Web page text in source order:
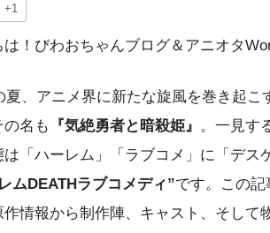
+1
は！びわおちゃんブログ＆アニオタ
夏、アニメ界に新たな旋風を巻き起
の名も
『気絶勇者と暗殺姫』 。一見す
は「ハーレム」「ラブコメ」に「デス
ムDEATHラブコメディ”です。この
作情報から制作陣、キャスト、そして